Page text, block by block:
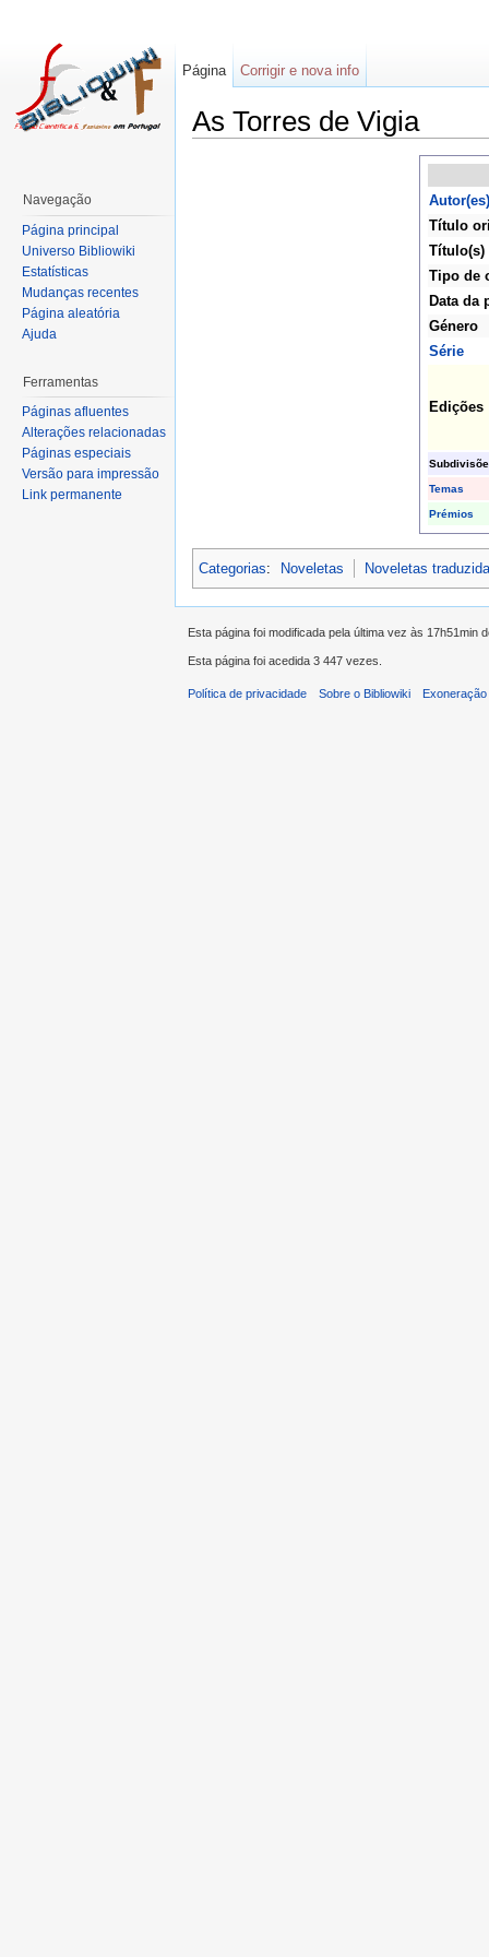
As Torres de Vigia
Autor(es)
Título
Título(s)
Tipo de
Data da
Género
Série
Edições
Temas
Prémios
Categorias: Noveletas Noveletas
Página Corrigir e nova info
Navegação
Página principal
Universo Bibliowiki
Estatísticas
Mudanças recentes
Página aleatória
Ajuda
Ferramentas
Páginas afluentes
Alterações relacionadas
Páginas especiais
Versão para impressão
Link permanente
Esta página foi modificada pela última vez às 17h51min
Esta página foi acedida 3 447 vezes.
Política de privacidade Sobre o Bibliowiki